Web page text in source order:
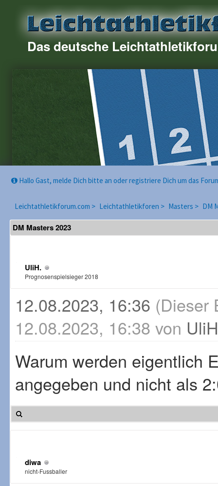
Das deutsche
Hallo Gast, melde Dich bitte an oder registriere Dich um das
Leichtathletikforum.com > Leichtathletikforen > Masters > DM
DM Masters 2023
UliH.
Prognosenspielsieger 2018
12.08.2023, 16:36 (Dieser
12.08.2023, 16:38 von
Warum werden eigentlich
angegeben und nicht als
diwa
nicht-Fussballer